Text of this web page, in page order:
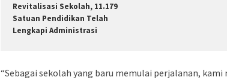
Revitalisasi Sekolah, 11.179
Satuan Pendidikan Telah
Lengkapi Administrasi
​“Sebagai sekolah yang baru memulai perjalanan,